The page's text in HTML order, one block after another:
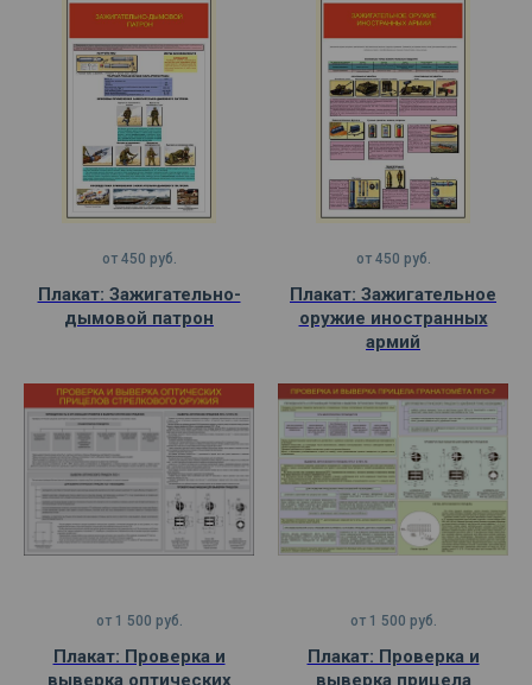
от 450 руб.
Плакат: Зажигательно-
дымовой патрон
от 450 руб.
Плакат: Зажигательное
оружие иностранных
армий
от 1 500 руб.
Плакат: Проверка и
выверка оптических
от 1 500 руб.
Плакат: Проверка и
выверка прицела